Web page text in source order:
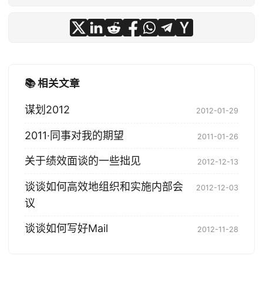
📚 相关文章
谋划2012 2012-01-29
2011·同事对我的期望 2011-01-26
关于绩效面谈的一些拙见 2012-12-13
谈谈如何高效地组织和实施内部会
议
2012-12-03
谈谈如何写好Mail 2012-11-28